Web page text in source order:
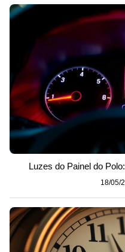
Luzes do Painel do
18/05/